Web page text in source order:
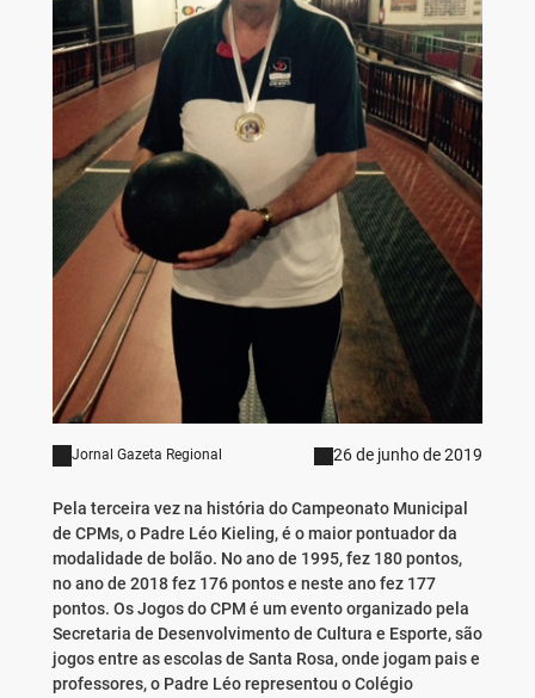
Jornal Gazeta Regional 26 de junho de 2019
Pela terceira vez na história do Campeonato Municipal
de CPMs, o Padre Léo Kieling, é o maior pontuador da
modalidade de bolão. No ano de 1995, fez 180 pontos,
no ano de 2018 fez 176 pontos e neste ano fez 177
pontos. Os Jogos do CPM é um evento organizado pela
Secretaria de Desenvolvimento de Cultura e Esporte, são
jogos entre as escolas de Santa Rosa, onde jogam pais e
professores, o Padre Léo representou o Colégio